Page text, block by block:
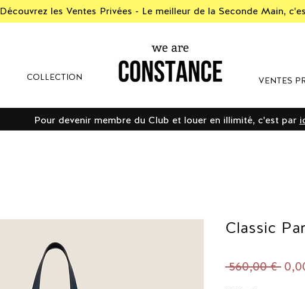
Découvrez les Ventes Privées - Le meilleur de la Seconde Main,
COLLECTION VENTES
Pour devenir membre du Club et louer en illimité, c'est par
Classic
560,00 € Prix